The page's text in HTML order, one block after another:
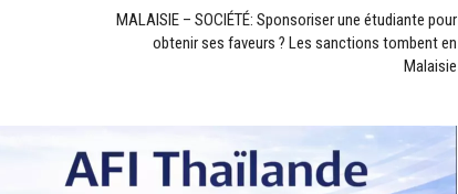
MALAISIE – SOCIÉTÉ: Sponsoriser une étudiante pour
obtenir ses faveurs ? Les sanctions tombent en
Malaisie